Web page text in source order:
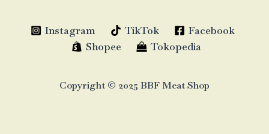
Instagram TikTok
Facebook
Shopee
Tokopedia
Copyright © 2025 BBF Meat Shop